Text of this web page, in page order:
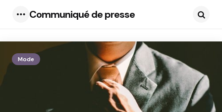
Communiqué de presse
Mode